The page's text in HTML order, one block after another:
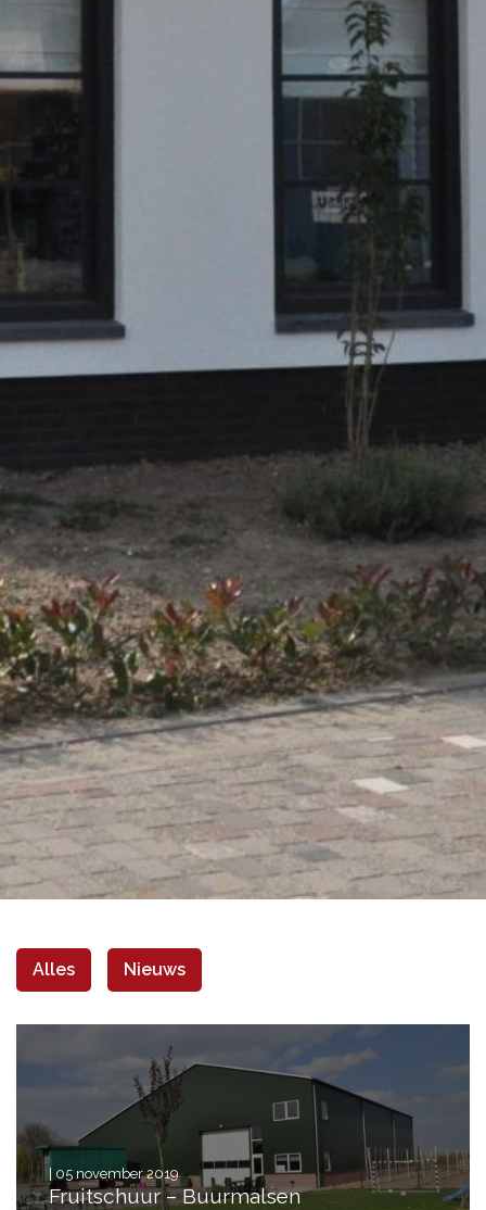
Alles Nieuws
| 05 november 2019
Fruitschuur – Buurmalsen